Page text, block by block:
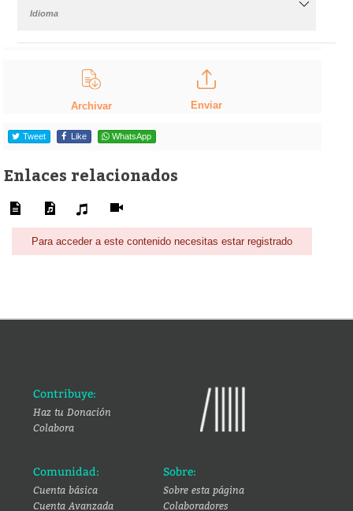
Idioma
Archivar Enviar
Tweet Like WhatsApp
Enlaces relacionados
Para acceder a este contenido necesitas estar registrado
Contribuye:
Haz tu Donación
Colabora
Comunidad:
Cuenta básica
Cuenta Avanzada
Sobre:
Sobre esta página
Colaboradores